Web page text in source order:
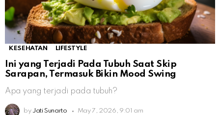
KESEHATAN LIFESTYLE
Ini yang Terjadi Pada Tubuh Saat Skip
Sarapan, Termasuk Bikin Mood Swing
Apa yang terjadi pada tubuh?
by Jati Sunarto May 7, 2026, 9:01 am